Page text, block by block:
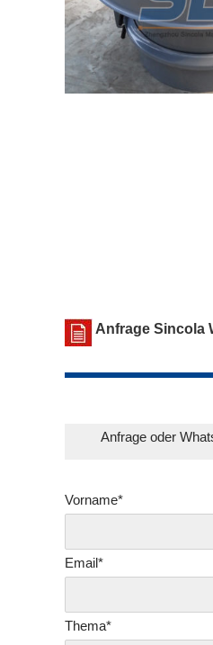
Anfrage Sincola
Anfrage oder
Vorname*
Email*
Thema*